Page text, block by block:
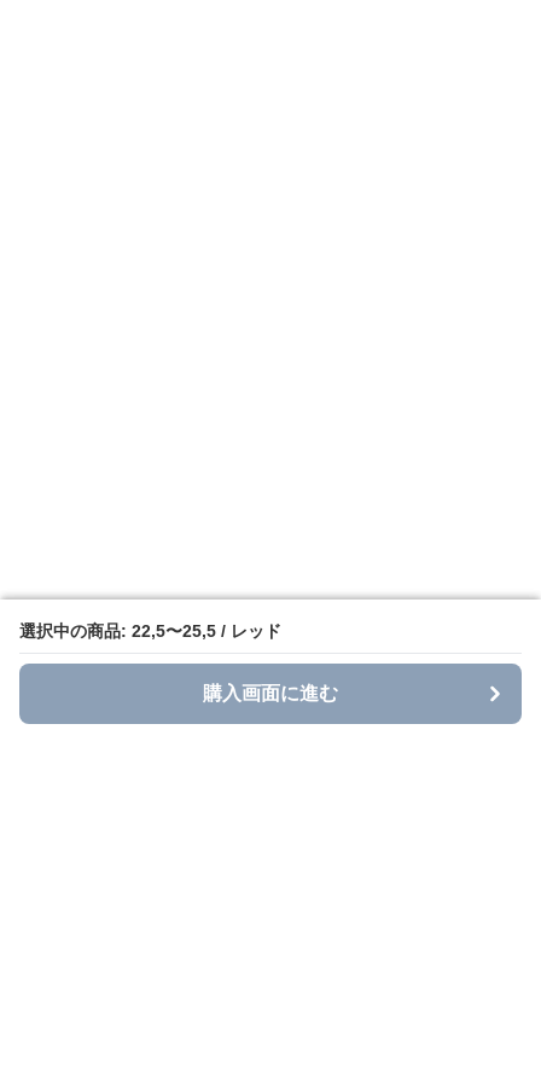
選択中の商品: 22,5〜25,5 / レッド
購入画面に進む
選択中の商品: 22,5〜25,5 / レッド
購入画面に進む